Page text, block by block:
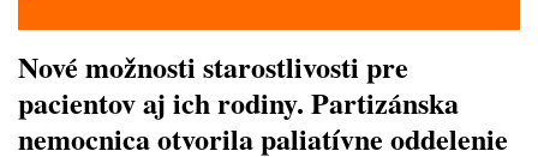
Nové možnosti starostlivosti pre
pacientov aj ich rodiny. Partizánska
nemocnica otvorila paliatívne oddelenie